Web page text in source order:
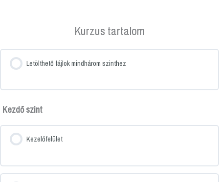
Kurzus tartalom
Letölthető fájlok mindhárom szinthez
Kezdő szint
Kezelőfelület